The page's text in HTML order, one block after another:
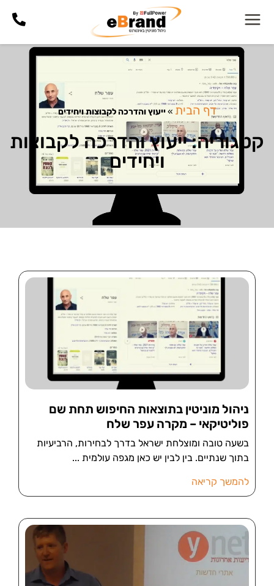
דף הבית »ייעוץ והדרכה לקבוצות ויחידים
קטגוריה: ייעוץ והדרכה לקבוצות
ויחידים
ניהול מוניטין בתוצאות החיפוש תחת שם
פוליטיקאי – מקרה עפר שלח
בשעה טובה ומוצלחת ישראל בדרך לבחירות, הרביעיות
בתוך שנתיים. בין לבין יש כאן מגפה עולמית
להמשך קריאה